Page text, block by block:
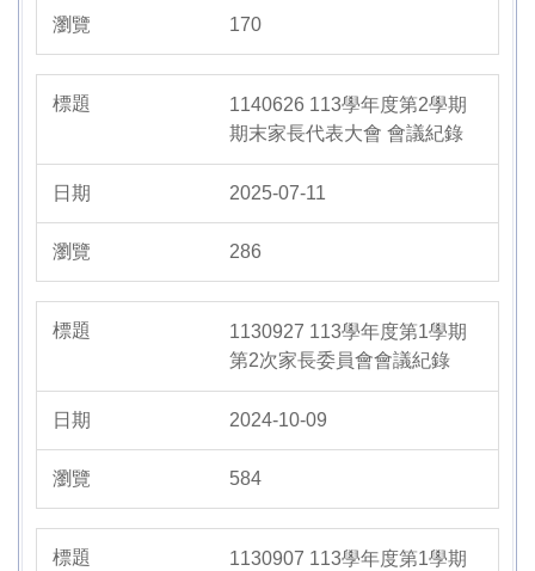
170
1140626 113學年度第2學期
期末家長代表大會 會議紀錄
2025-07-11
286
1130927 113學年度第1學期
第2次家長委員會會議紀錄
2024-10-09
584
1130907 113學年度第1學期